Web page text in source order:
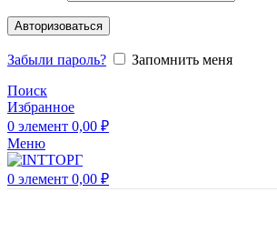
Авторизоваться
Забыли пароль?
Запомнить меня
Поиск
Избранное
0 элемент 0,00 ₽
Меню
0 элемент 0,00 ₽